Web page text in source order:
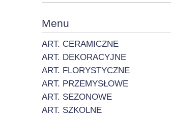
Menu
ART. CERAMICZNE
ART. DEKORACYJNE
ART. FLORYSTYCZNE
ART. PRZEMYSŁOWE
ART. SEZONOWE
ART. SZKOLNE